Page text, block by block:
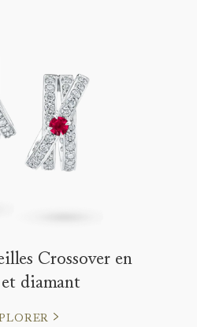
Crossover en
diamant